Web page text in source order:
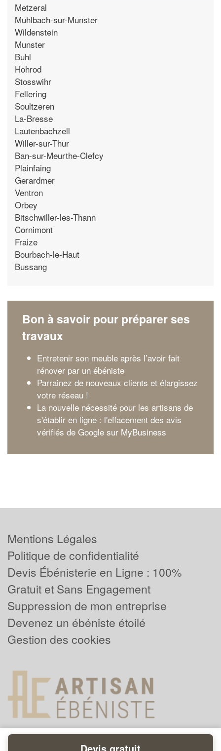
Metzeral
Muhlbach-sur-Munster
Wildenstein
Munster
Buhl
Hohrod
Stosswihr
Fellering
Soultzeren
La-Bresse
Lautenbachzell
Willer-sur-Thur
Ban-sur-Meurthe-Clefcy
Plainfaing
Gerardmer
Ventron
Orbey
Bitschwiller-les-Thann
Cornimont
Fraize
Bourbach-le-Haut
Bussang
Bon à savoir pour préparer ses
travaux
Entretenir son meuble après l’avoir fait
rénover par un ébéniste
Parrainez de nouveaux clients et élargissez
votre réseau !
La nouvelle nécessité pour les artisans de
s'établir en ligne : l'effacement des avis
vérifiés de Google sur MyBusiness
Mentions Légales
Politique de confidentialité
Devis Ébénisterie en Ligne : 100%
Gratuit et Sans Engagement
Suppression de mon entreprise
Devenez un ébéniste étoilé
Gestion des cookies